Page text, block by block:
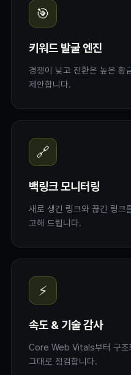
🎯
키워드 발굴 엔진
경쟁이 낮고 전환은 높은 황
제안합니다.
🔗
백링크 모니터링
새로 생긴 링크와 끊긴 링크
고해 드립니다.
⚡
속도 & 기술 감사
Core Web Vitals부터 구조
그대로 점검합니다.